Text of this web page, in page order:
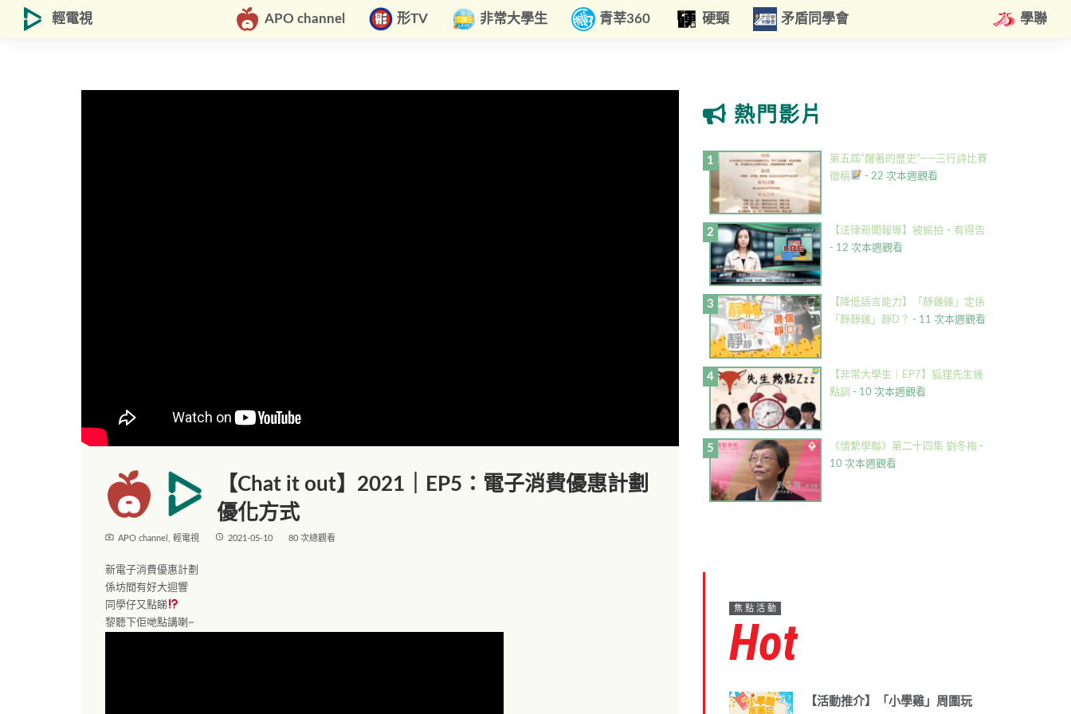
輕電視 APO channel 形TV 非常大學生 青莘360 硬頸 矛盾同學會 學聯
【Chat it out】2021｜EP5：電子消費優惠計劃
優化方式
live_tv APO channel 輕電視 access_time 2021-05-10 80 次總觀看
新電子消費優惠計劃
係坊間有好大迴響
同學仔又點睇
黎聽下佢哋點講喇~
熱門影片
第五屆”醒著的歷史”——三行詩比賽
徵稿
- 22 次本週觀看
【法律新聞報導】被偷拍・有得告
- 12 次本週觀看
【降低語言能力】「靜雞雞」定係
「靜靜雞」靜D？ - 11 次本週觀看
【非常大學生｜EP7】狐狸先生幾
點訓 - 10 次本週觀看
《情繫學聯》第二十四集 劉冬梅 -
10 次本週觀看
焦點活動
Hot
【活動推介】「小學雞」周圍玩